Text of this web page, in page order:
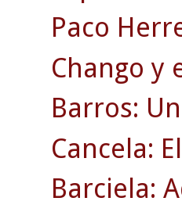
Paco
Chango y
Barros:
Cancela:
Barciela: